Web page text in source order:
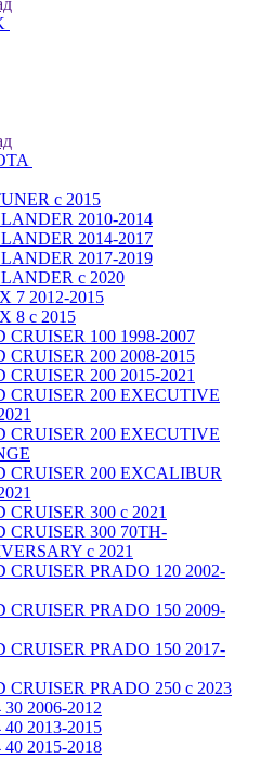
с 2015
2010-2014
2014-2017
2017-2019
с 2020
7 2012-2015
8 с 2015
CRUISER 100 1998-2007
CRUISER 200 2008-2015
CRUISER 200 2015-2021
CRUISER 200 EXECUTIVE
CRUISER 200 EXECUTIVE
CRUISER 200 EXCALIBUR
CRUISER 300 с 2021
CRUISER 300 70TH-
с 2021
CRUISER PRADO 120 2002-
CRUISER PRADO 150 2009-
CRUISER PRADO 150 2017-
CRUISER PRADO 250 с 2023
2006-2012
2013-2015
2015-2018